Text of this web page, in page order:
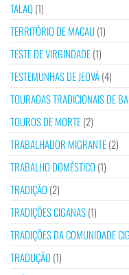
TALAQ(1)
TERRITÓRIO DE MACAU(1)
TESTE DE VIRGINDADE(1)
TESTEMUNHAS DE JEOVÁ(4)
TOURADAS TRADICIONAIS DE
TOUROS DE MORTE(2)
TRABALHADOR MIGRANTE(2)
TRABALHO DOMÉSTICO (1)
TRADIÇÃO (2)
TRADIÇÕES CIGANAS(1)
TRADIÇÕES DA COMUNIDADE
TRADUÇÃO (1)